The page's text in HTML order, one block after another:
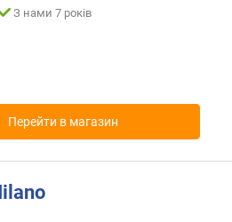
З нами 7 років
Перейти в магазин